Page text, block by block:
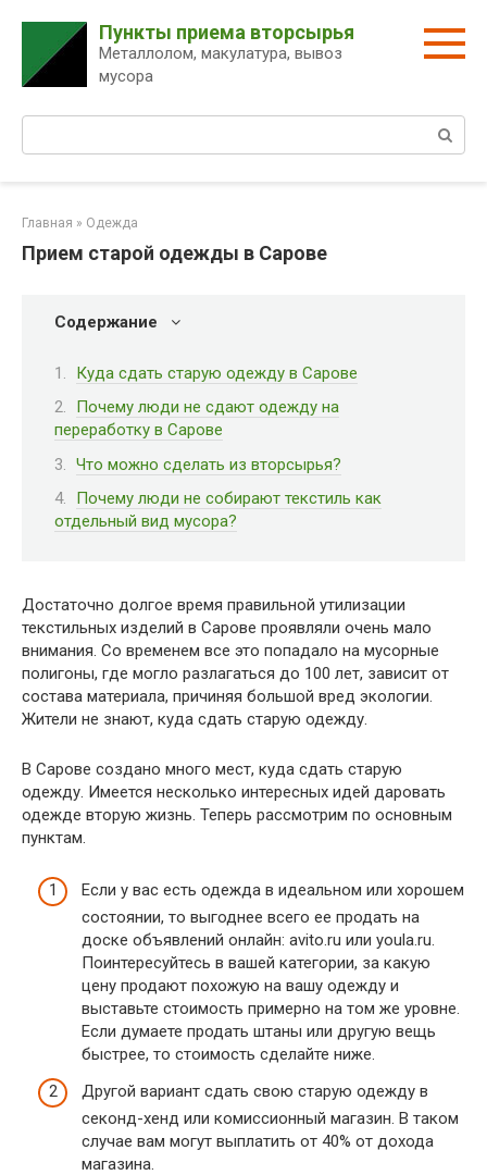
контенту
Пункты приема вторсырья
Металлолом, макулатура, вывоз
мусора
Главная » Одежда
Прием старой одежды в Сарове
Содержание
Куда сдать старую одежду в Сарове
Почему люди не сдают одежду на
переработку в Сарове
Что можно сделать из вторсырья?
Почему люди не собирают текстиль как
отдельный вид мусора?
Достаточно долгое время правильной утилизации
текстильных изделий в Сарове проявляли очень мало
внимания. Со временем все это попадало на мусорные
полигоны, где могло разлагаться до 100 лет, зависит от
состава материала, причиняя большой вред экологии.
Жители не знают, куда сдать старую одежду.
В Сарове создано много мест, куда сдать старую
одежду. Имеется несколько интересных идей даровать
одежде вторую жизнь. Теперь рассмотрим по основным
пунктам.
Если у вас есть одежда в идеальном или хорошем
состоянии, то выгоднее всего ее продать на
доске объявлений онлайн: avito.ru или youla.ru.
Поинтересуйтесь в вашей категории, за какую
цену продают похожую на вашу одежду и
выставьте стоимость примерно на том же уровне.
Если думаете продать штаны или другую вещь
быстрее, то стоимость сделайте ниже.
Другой вариант сдать свою старую одежду в
секонд-хенд или комиссионный магазин. В таком
случае вам могут выплатить от 40% от дохода
магазина.